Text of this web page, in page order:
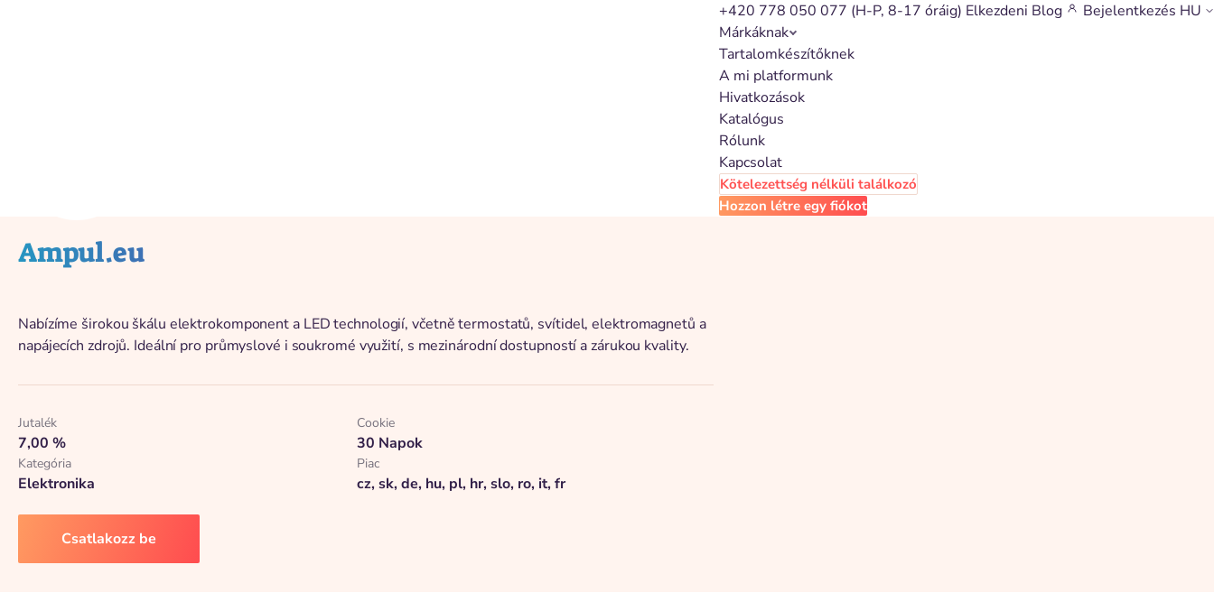
+420 778 050 077 (H-P, 8-17 óráig) Elkezdeni Blog Bejelentkezés HU
Márkáknak
Tartalomkészítőknek
A mi platformunk
Hivatkozások
Katalógus
Rólunk
Kapcsolat
Kötelezettség nélküli találkozó
Hozzon létre egy fiókot
Ampul.eu
Nabízíme širokou škálu elektrokomponent a LED technologií, včetně termostatů, svítidel, elektromagnetů a
napájecích zdrojů. Ideální pro průmyslové i soukromé využití, s mezinárodní dostupností a zárukou kvality.
Jutalék
7,00 %
Cookie
30 Napok
Kategória
Elektronika
Piac
cz, sk, de, hu, pl, hr, slo, ro, it, fr
Csatlakozz be